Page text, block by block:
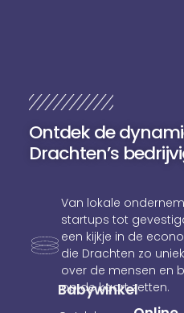
Ontdek de
Drachten’s
Van lokale
startups tot
een kijkje in de
die Drachten zo
over de mensen en
op de kaart zetten.
Babywinkel